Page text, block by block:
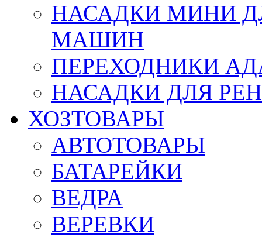
НАСАДКИ МИНИ
МАШИН
ПЕРЕХОДНИКИ
НАСАДКИ ДЛЯ
ХОЗТОВАРЫ
АВТОТОВАРЫ
БАТАРЕЙКИ
ВЕДРА
ВЕРЕВКИ